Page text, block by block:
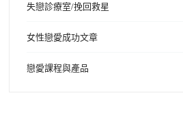
失戀診療室/挽回救星
女性戀愛成功文章
戀愛課程與產品